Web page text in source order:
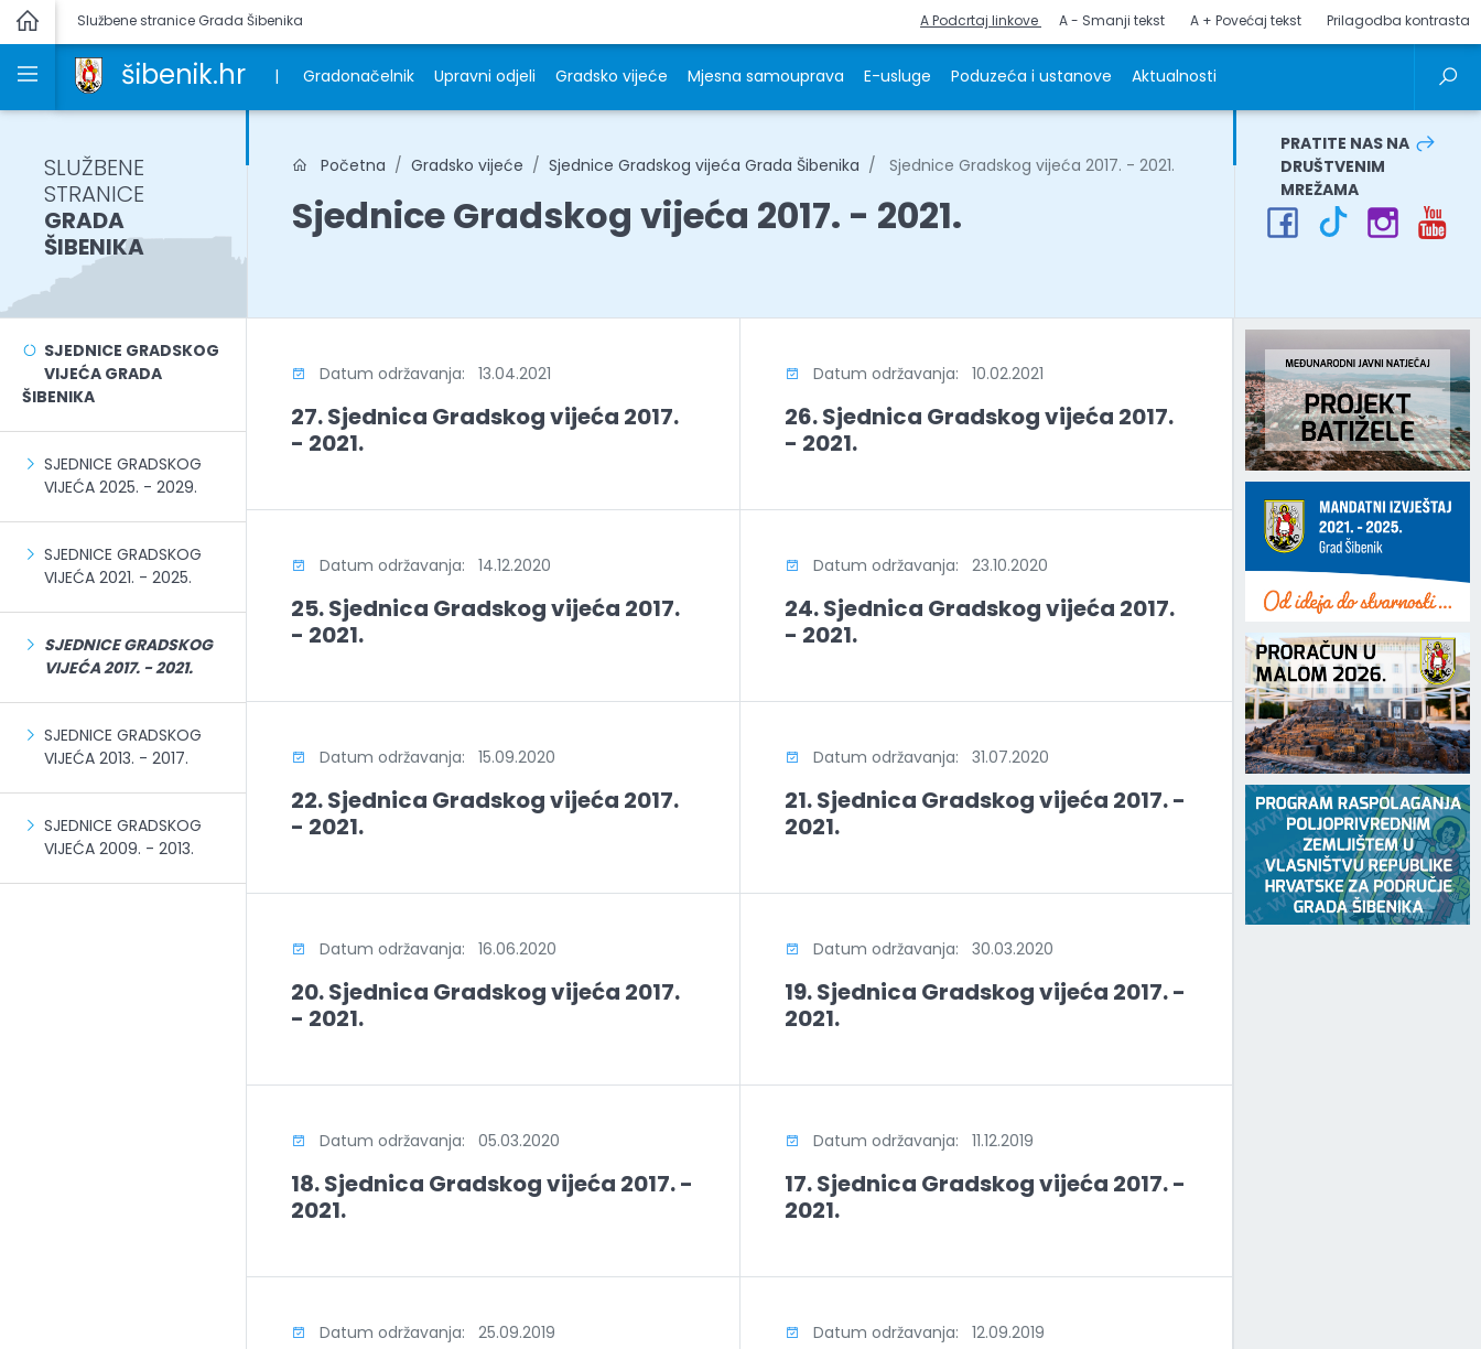
Službene stranice Grada Šibenika A Podcrtaj linkove A - Smanji tekst A + Povećaj tekst Prilagodba kontrasta
šibenik.hr | Gradonačelnik Upravni odjeli Gradsko vijeće Mjesna samouprava E-usluge Poduzeća i ustanove Aktualnosti
SLUŽBENE
STRANICE
GRADA
ŠIBENIKA
Početna Gradsko vijeće Sjednice Gradskog vijeća Grada Šibenika Sjednice Gradskog vijeća 2017. - 2021.
Sjednice Gradskog vijeća 2017. - 2021.
PRATITE NAS NA
DRUŠTVENIM
MREŽAMA
SJEDNICE GRADSKOG
VIJEĆA GRADA
ŠIBENIKA
SJEDNICE GRADSKOG
VIJEĆA 2025. - 2029.
SJEDNICE GRADSKOG
VIJEĆA 2021. - 2025.
SJEDNICE GRADSKOG
VIJEĆA 2017. - 2021.
SJEDNICE GRADSKOG
VIJEĆA 2013. - 2017.
SJEDNICE GRADSKOG
VIJEĆA 2009. - 2013.
Datum održavanja: 13.04.2021
27. Sjednica Gradskog vijeća 2017.
- 2021.
Datum održavanja: 10.02.2021
26. Sjednica Gradskog vijeća 2017.
- 2021.
Datum održavanja: 14.12.2020
25. Sjednica Gradskog vijeća 2017.
- 2021.
Datum održavanja: 23.10.2020
24. Sjednica Gradskog vijeća 2017.
- 2021.
Datum održavanja: 15.09.2020
22. Sjednica Gradskog vijeća 2017.
- 2021.
Datum održavanja: 31.07.2020
21. Sjednica Gradskog vijeća 2017. -
2021.
Datum održavanja: 16.06.2020
20. Sjednica Gradskog vijeća 2017.
- 2021.
Datum održavanja: 30.03.2020
19. Sjednica Gradskog vijeća 2017. -
2021.
Datum održavanja: 05.03.2020
18. Sjednica Gradskog vijeća 2017. -
2021.
Datum održavanja: 11.12.2019
17. Sjednica Gradskog vijeća 2017. -
2021.
Datum održavanja: 25.09.2019 Datum održavanja: 12.09.2019